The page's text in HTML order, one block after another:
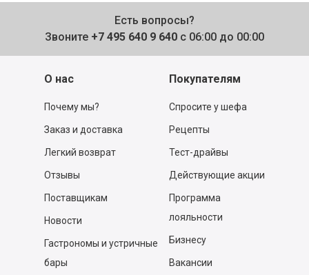
Есть вопросы?
Звоните +7 495 640 9 640 с 06:00 до 00:00
О нас
Почему мы?
Заказ и доставка
Легкий возврат
Отзывы
Поставщикам
Новости
Гастрономы и устричные
бары
Покупателям
Спросите у шефа
Рецепты
Тест-драйвы
Действующие акции
Программа
лояльности
Бизнесу
Вакансии